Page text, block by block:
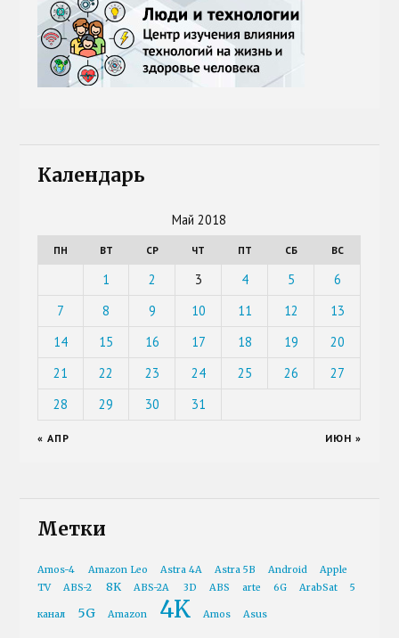
Календарь
Май 2018
ПН ВТ СР ЧТ ПТ СБ ВС
1 2 3 4 5
6
7
8 9 10 11 12
13
14
15 16 17 18 19
20
21
22 23 24 25 26
27
28
29 30 31
« АПР ИЮН »
Метки
Amos-4 Amazon Leo Astra 4A Astra 5B Android
Apple
TV
ABS-2 8K ABS-2A 3D ABS arte 6G ArabSat 5
канал 5G Amazon 4K Amos Asus